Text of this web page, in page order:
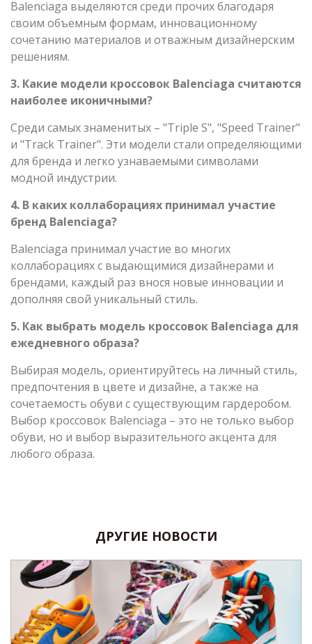
Balenciaga выделяются среди прочих благодаря
своим объемным формам, инновационному
сочетанию материалов и отважным дизайнерским
решениям.
3. Какие модели кроссовок Balenciaga считаются
наиболее иконичными?
Среди самых знаменитых – "Triple S", "Speed Trainer"
и "Track Trainer". Эти модели стали определяющими
для бренда и легко узнаваемыми символами
модной индустрии.
4. В каких коллаборациях принимал участие
бренд Balenciaga?
Balenciaga принимал участие во многих
коллаборациях с выдающимися дизайнерами и
брендами, каждый раз внося новые инновации и
дополняя свой уникальный стиль.
5. Как выбрать модель кроссовок Balenciaga для
ежедневного образа?
Выбирая модель, ориентируйтесь на личный стиль,
предпочтения в цвете и дизайне, а также на
сочетаемость обуви с существующим гардеробом.
Выбор кроссовок Balenciaga – это не только выбор
обуви, но и выбор выразительного акцента для
любого образа.
ДРУГИЕ НОВОСТИ